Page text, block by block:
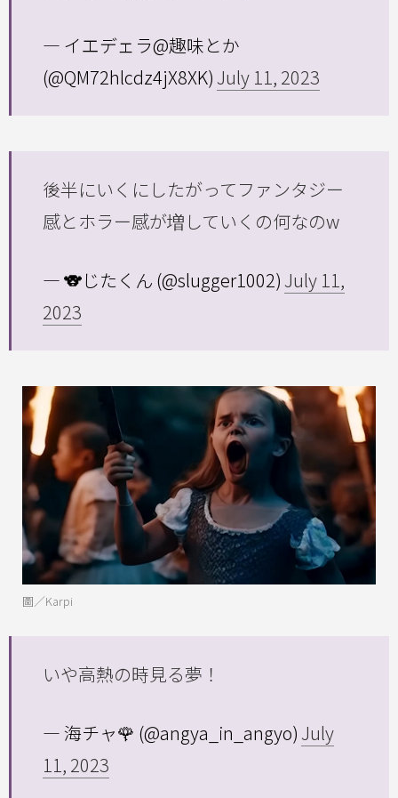
— イエデェラ@趣味とか
(@QM72hlcdz4jX8XK) July 11, 2023
後半にいくにしたがってファンタジー
感とホラー感が増していくの何なのw
— 🐨じたくん (@slugger1002) July 11,
2023
圖／Karpi
いや高熱の時見る夢！
— 海チャ🌹 (@angya_in_angyo) July
11, 2023